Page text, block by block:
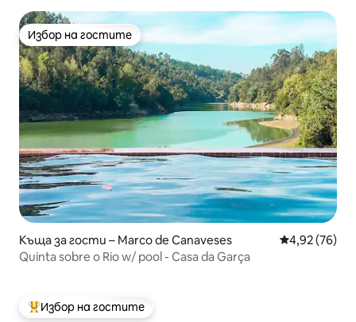
Избор на гостите
Избор на гостите
Къща за гости – Marco de Canaveses Средна
4,92 (76)
Quinta sobre o Rio w/ pool - Casa da Garça
Най-популярен избор на гостите
Избор на гостите